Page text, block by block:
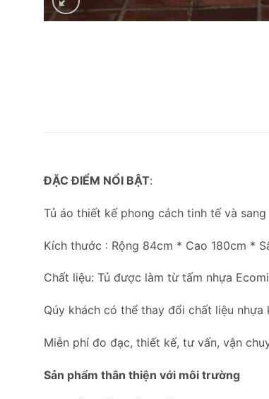
ĐẶC ĐIỂM NỔI BẬT:
Tủ áo thiết kế phong cách tinh tế và
Kích thước : Rộng 84cm * Cao 180cm *
Chất liệu: Tủ được làm từ tấm nhựa
Qúy khách có thể thay đổi chất liệu
Miễn phí đo đạc, thiết kế, tư vấn, vận
Sản phẩm thân thiện với môi trường